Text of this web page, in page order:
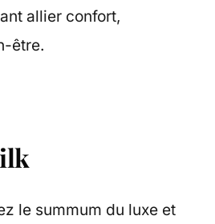
allier confort,
être.
le summum du luxe et